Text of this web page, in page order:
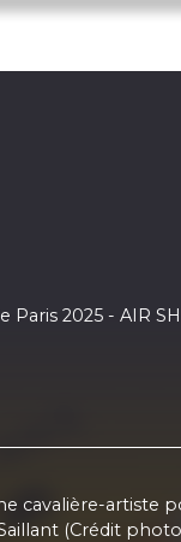
de Paris 2025 - AIR
cavalière-
(Crédit